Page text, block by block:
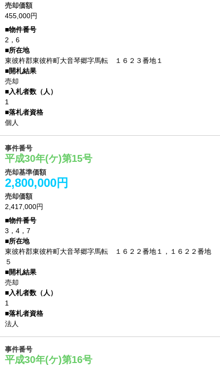
売却価額
455,000円
2，6
東彼杵郡東彼杵町大音琴郷字馬転 １６２３番地１
売却
1
個人
事件番号
平成30年(ケ)第15号
売却基準価額
2,800,000円
売却価額
2,417,000円
3，4，7
東彼杵郡東彼杵町大音琴郷字馬転 １６２２番地１，１６２２番地
５
売却
1
法人
事件番号
平成30年(ケ)第16号